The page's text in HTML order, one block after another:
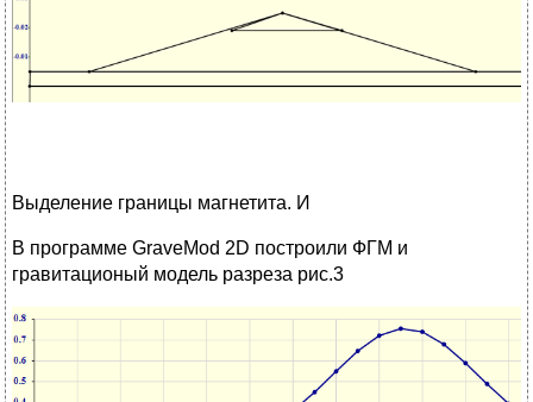
Выделение границы магнетита. И
В программе GraveMod 2D построили ФГМ и
гравитационый модель разреза рис.3